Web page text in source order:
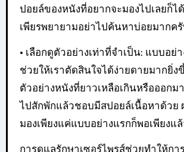
ปอยล์ของหนังที่อยากจะมองไปเลยก็ไ
เพียรพยายามอย่าไปค้นหาบ่อยมากค
• เลือกดูตัวอย่างเท่าที่จำเป็น: แบบอย่
ช่วยให้เราตัดสินใจได้ง่ายดายมากยิ่ง
ตัวอย่างหนังที่ยาวเหลือเกินหรือออกม
ไปสักพักแล้วชอบมีสปอยล์เนื้อหาด้วย
มองเพียงแค่แบบอย่างแรกก็พอเพียงแ
การดูแลรักษาเซอร์ไพรส์ช่วยทำให้กา